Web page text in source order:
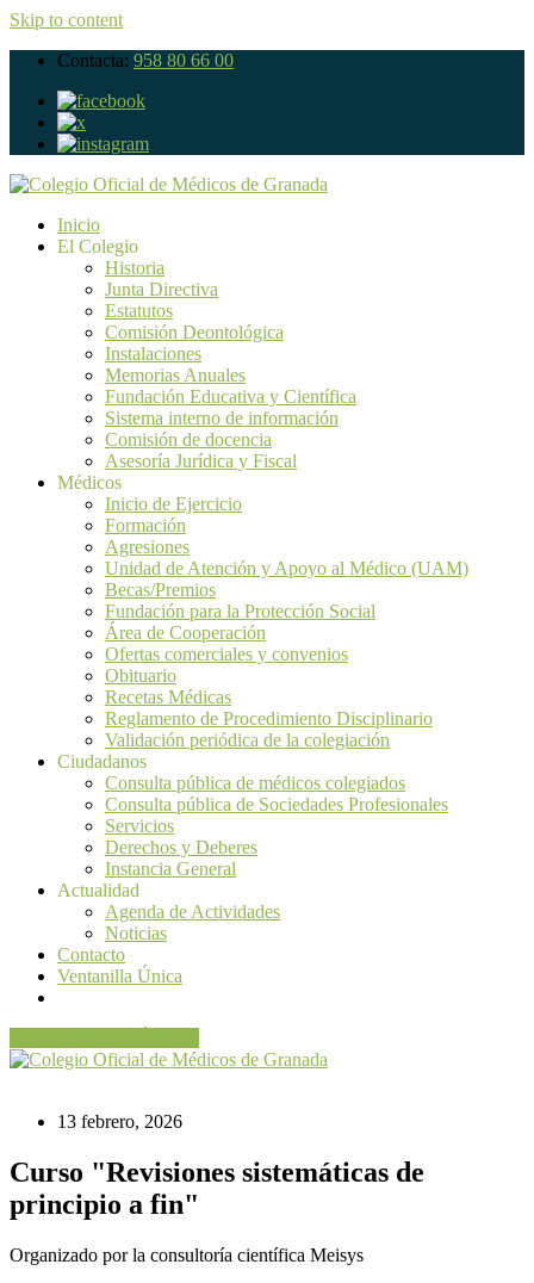
Skip to content
Contacta: 958 80 66 00
Inicio
El Colegio
Historia
Junta Directiva
Estatutos
Comisión Deontológica
Instalaciones
Memorias Anuales
Fundación Educativa y Científica
Sistema interno de información
Comisión de docencia
Asesoría Jurídica y Fiscal
Médicos
Inicio de Ejercicio
Formación
Agresiones
Unidad de Atención y Apoyo al Médico (UAM)
Becas/Premios
Fundación para la Protección Social
Área de Cooperación
Ofertas comerciales y convenios
Obituario
Recetas Médicas
Reglamento de Procedimiento Disciplinario
Validación periódica de la colegiación
Ciudadanos
Consulta pública de médicos colegiados
Consulta pública de Sociedades Profesionales
Servicios
Derechos y Deberes
Instancia General
Actualidad
Agenda de Actividades
Noticias
Contacto
Ventanilla Única
13 febrero, 2026
Curso "Revisiones sistemáticas de
principio a fin"
Organizado por la consultoría científica Meisys